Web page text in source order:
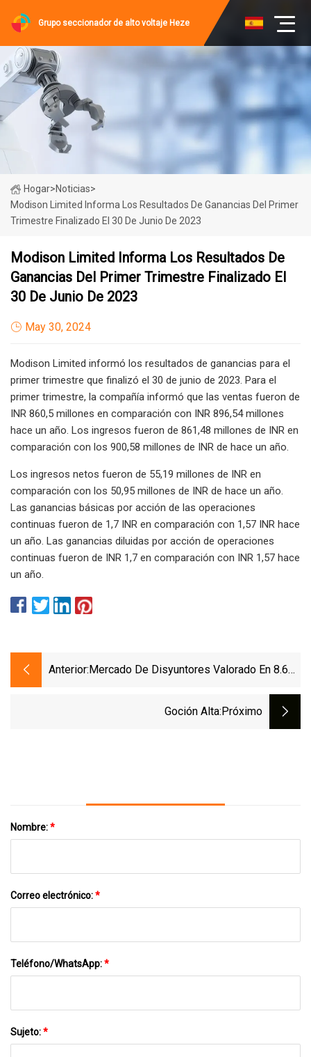
Grupo seccionador de alto voltaje Heze
Hogar>Noticias>
Modison Limited Informa Los Resultados De Ganancias Del Primer
Trimestre Finalizado El 30 De Junio De 2023
Modison Limited Informa Los Resultados De
Ganancias Del Primer Trimestre Finalizado El
30 De Junio De 2023
May 30, 2024
Modison Limited informó los resultados de ganancias para el
primer trimestre que finalizó el 30 de junio de 2023. Para el
primer trimestre, la compañía informó que las ventas fueron de
INR 860,5 millones en comparación con INR 896,54 millones
hace un año. Los ingresos fueron de 861,48 millones de INR en
comparación con los 900,58 millones de INR de hace un año.
Los ingresos netos fueron de 55,19 millones de INR en
comparación con los 50,95 millones de INR de hace un año.
Las ganancias básicas por acción de las operaciones
continuas fueron de 1,7 INR en comparación con 1,57 INR hace
un año. Las ganancias diluidas por acción de operaciones
continuas fueron de INR 1,7 en comparación con INR 1,57 hace
un año.
Anterior: Mercado De Disyuntores Valorado En 8.600
Goción Alta:próximo
Nombre:*
Correo electrónico:*
Teléfono/WhatsApp:*
Sujeto:*